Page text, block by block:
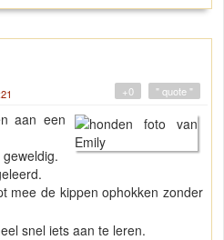
" quote "
+0
aan een
mee de kippen ophokken zonder
snel iets aan te leren.